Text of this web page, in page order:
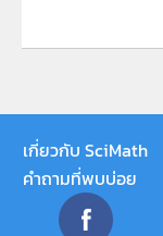
เกี่ยวกับ SciMath
คำถามที่พบบ่อย